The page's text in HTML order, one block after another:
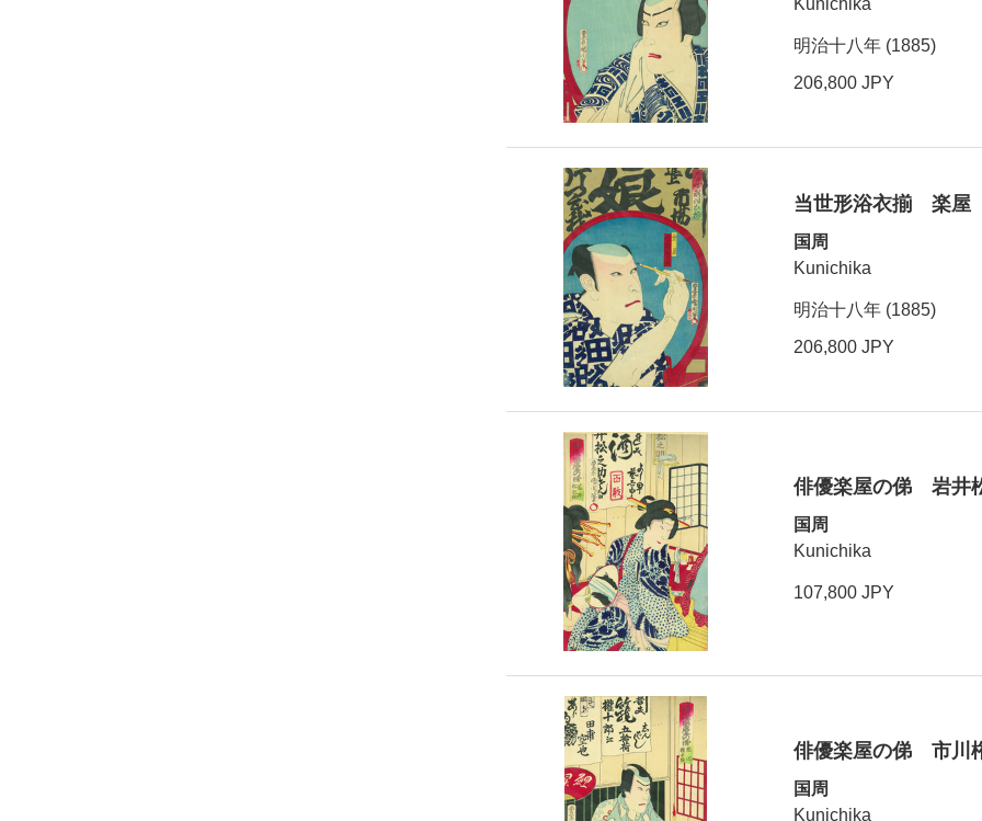
Kunichika
明治十八年 (1885)
206,800 JPY
当世形浴衣揃 楽屋
国周
Kunichika
明治十八年 (1885)
206,800 JPY
俳優楽屋の俤 岩井
国周
Kunichika
107,800 JPY
俳優楽屋の俤 市川
国周
Kunichika